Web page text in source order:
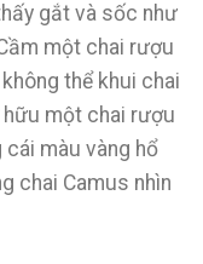
gắt và sốc như
một chai rượu
thể khui chai
một chai rượu
màu vàng hổ
chai Camus nhìn